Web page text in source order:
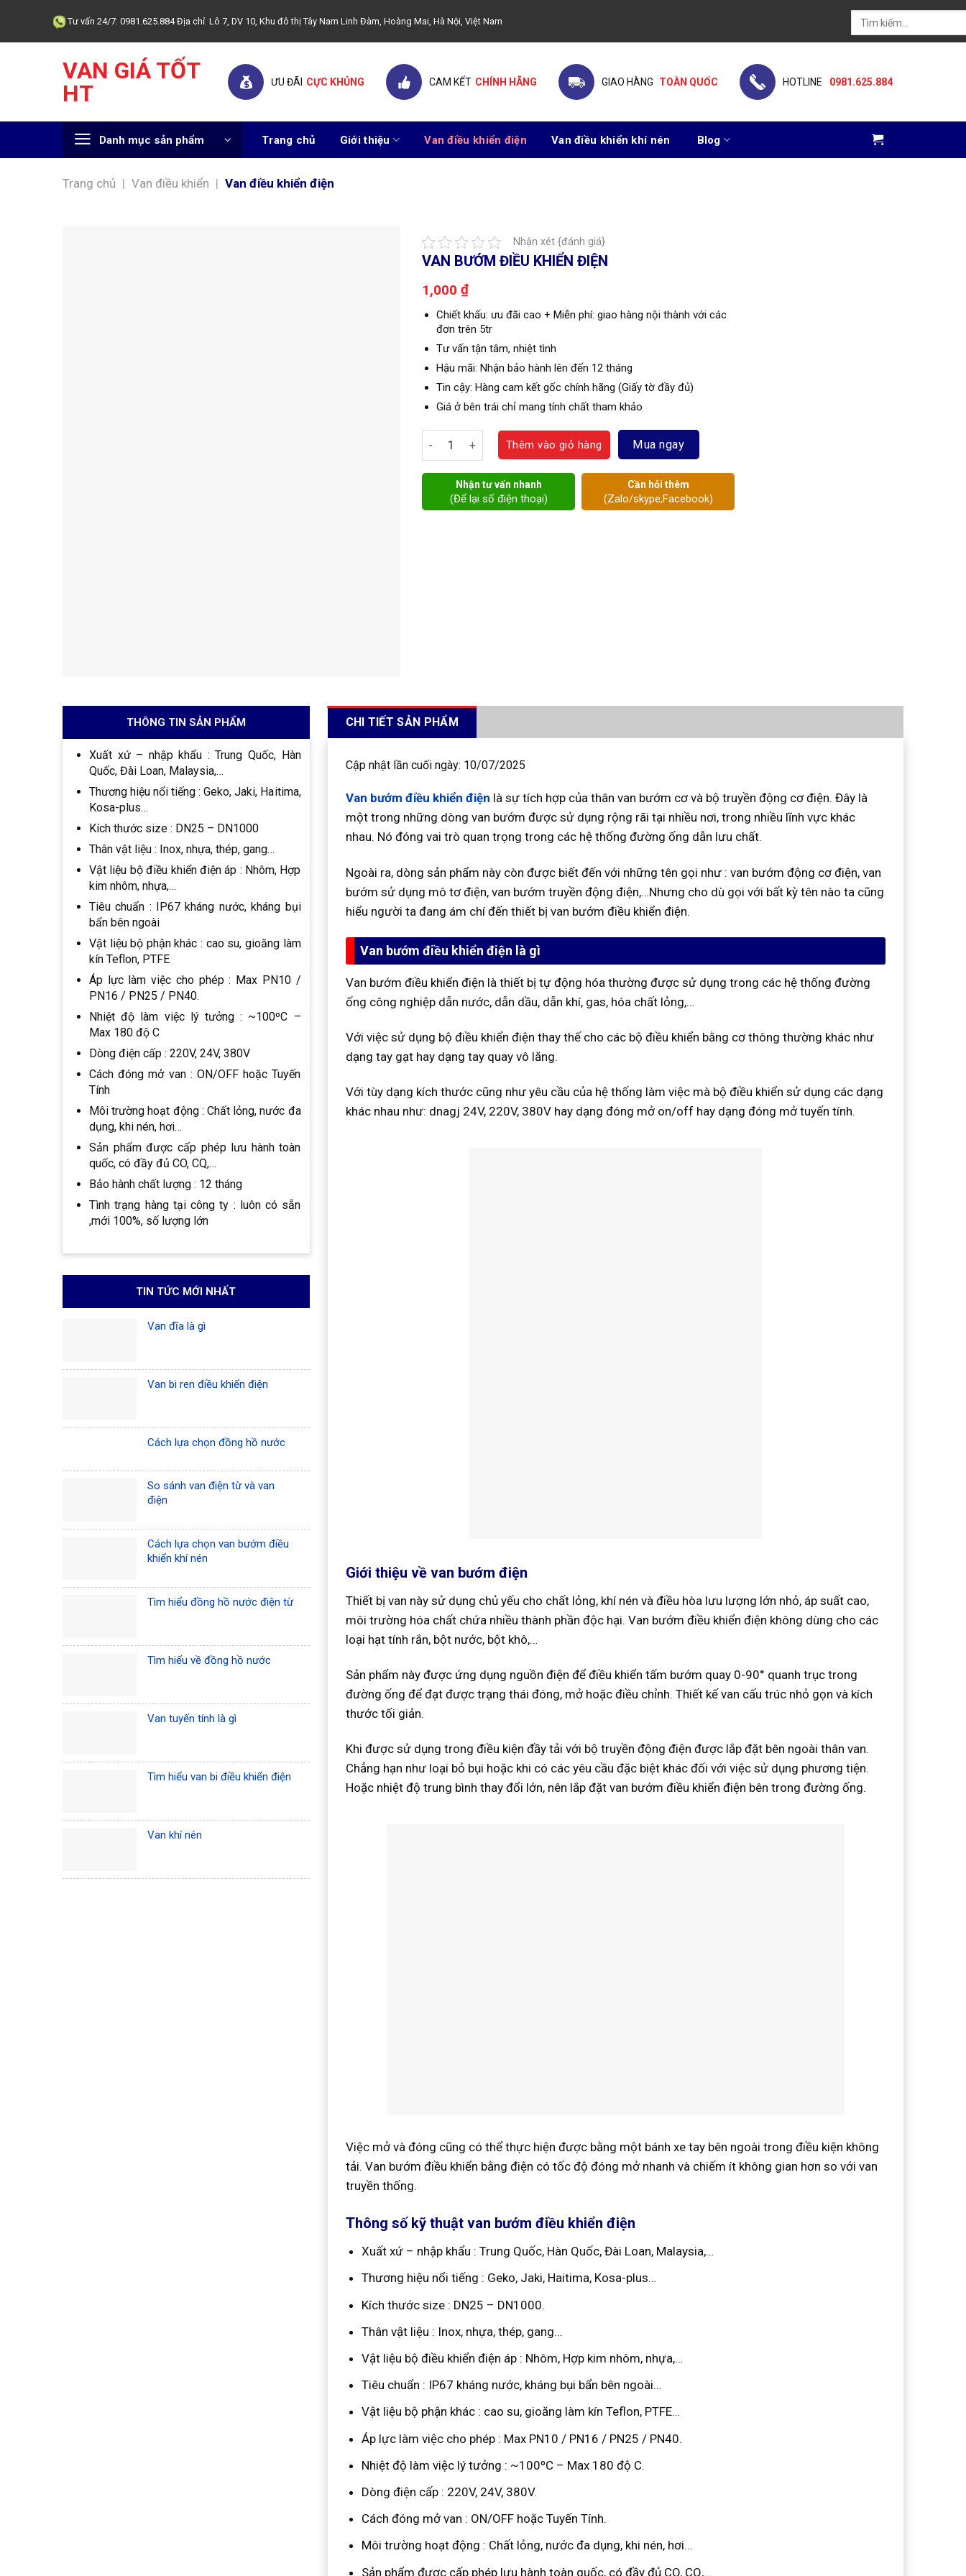
content
Tư vấn 24/7: 0981.625.884 Địa chỉ: Lô 7, DV 10, Khu đô thị Tây Nam Linh Đàm, Hoàng Mai, Hà Nội, Việt Nam
Tìm
kiếm:
VAN GIÁ TỐT
HT
ƯU ĐÃI CỰC KHỦNG CAM KẾT CHÍNH HÃNG GIAO HÀNG TOÀN QUỐC HOTLINE 0981.625.884
Danh mục sản phẩm Trang chủ Giới thiệu Van điều khiển điện Van điều khiển khí nén Blog
Trang chủ | Van điều khiển | Van điều khiển điện
Nhận xét {đánh giá}
VAN BƯỚM ĐIỀU KHIỂN ĐIỆN
1,000 ₫
Chiết khấu: ưu đãi cao + Miễn phí: giao hàng nội thành với các
đơn trên 5tr
Tư vấn tận tâm, nhiệt tình
Hậu mãi: Nhận bảo hành lên đến 12 tháng
Tin cậy: Hàng cam kết gốc chính hãng (Giấy tờ đầy đủ)
Giá ở bên trái chỉ mang tính chất tham khảo
Van bướm điều khiển điện số lượng
Thêm vào giỏ hàng Mua ngay
Nhận tư vấn nhanh
(Để lại số điện thoại)
Cần hỏi thêm
(Zalo/skype,Facebook)
THÔNG TIN SẢN PHẨM
Xuất xứ – nhập khẩu : Trung Quốc, Hàn
Quốc, Đài Loan, Malaysia,…
Thương hiệu nổi tiếng : Geko, Jaki, Haitima,
Kosa-plus…
Kích thước size : DN25 – DN1000
Thân vật liệu : Inox, nhựa, thép, gang…
Vật liệu bộ điều khiển điện áp : Nhôm, Hợp
kim nhôm, nhựa,…
Tiêu chuẩn : IP67 kháng nước, kháng bụi
bẩn bên ngoài
Vật liệu bộ phận khác : cao su, gioăng làm
kín Teflon, PTFE
Áp lực làm việc cho phép : Max PN10 /
PN16 / PN25 / PN40.
Nhiệt độ làm việc lý tưởng : ~100ºC –
Max 180 độ C
Dòng điện cấp : 220V, 24V, 380V
Cách đóng mở van : ON/OFF hoặc Tuyến
Tính
Môi trường hoạt động : Chất lỏng, nước đa
dụng, khi nén, hơi…
Sản phẩm được cấp phép lưu hành toàn
quốc, có đầy đủ CO, CQ,…
Bảo hành chất lượng : 12 tháng
Tình trạng hàng tại công ty : luôn có sẵn
,mới 100%, số lượng lớn
TIN TỨC MỚI NHẤT
Van đĩa là gì
Van bi ren điều khiển điện
Cách lựa chọn đồng hồ nước
So sánh van điện từ và van
điện
Cách lựa chọn van bướm điều
khiển khí nén
Tìm hiểu đồng hồ nước điện từ
Tìm hiểu về đồng hồ nước
Van tuyến tính là gì
Tìm hiểu van bi điều khiển điện
Van khí nén
CHI TIẾT SẢN PHẨM
Cập nhật lần cuối ngày: 10/07/2025
Van bướm điều khiển điện là sự tích hợp của thân van bướm cơ và bộ truyền động cơ điện. Đây là
một trong những dòng van bướm được sử dụng rộng rãi tại nhiều nơi, trong nhiều lĩnh vực khác
nhau. Nó đóng vai trò quan trọng trong các hệ thống đường ống dẫn lưu chất.
Ngoài ra, dòng sản phẩm này còn được biết đến với những tên gọi như : van bướm động cơ điện, van
bướm sử dụng mô tơ điện, van bướm truyền động điện,…Nhưng cho dù gọi với bất kỳ tên nào ta cũng
hiểu người ta đang ám chí đến thiết bị van bướm điều khiển điện.
Van bướm điều khiển điện là gì
Van bướm điều khiển điện là thiết bị tự động hóa thường được sử dụng trong các hệ thống đường
ống công nghiệp dẫn nước, dẫn dầu, dẫn khí, gas, hóa chất lỏng,…
Với việc sử dụng bộ điều khiển điện thay thế cho các bộ điều khiển bằng cơ thông thường khác như
dạng tay gạt hay dạng tay quay vô lăng.
Với tùy dạng kích thước cũng như yêu cầu của hệ thống làm việc mà bộ điều khiển sử dụng các dạng
khác nhau như: dnagj 24V, 220V, 380V hay dạng đóng mở on/off hay dạng đóng mở tuyến tính.
Giới thiệu về van bướm điện
Thiết bị van này sử dụng chủ yếu cho chất lỏng, khí nén và điều hòa lưu lượng lớn nhỏ, áp suất cao,
môi trường hóa chất chứa nhiều thành phần độc hại. Van bướm điều khiển điện không dùng cho các
loại hạt tính rắn, bột nước, bột khô,…
Sản phẩm này được ứng dụng nguồn điện để điều khiển tấm bướm quay 0-90° quanh trục trong
đường ống để đạt được trạng thái đóng, mở hoặc điều chỉnh. Thiết kế van cấu trúc nhỏ gọn và kích
thước tối giản.
Khi được sử dụng trong điều kiện đầy tải với bộ truyền động điện được lắp đặt bên ngoài thân van.
Chẳng hạn như loại bỏ bụi hoặc khi có các yêu cầu đặc biệt khác đối với việc sử dụng phương tiện.
Hoặc nhiệt độ trung bình thay đổi lớn, nên lắp đặt van bướm điều khiển điện bên trong đường ống.
Việc mở và đóng cũng có thể thực hiện được bằng một bánh xe tay bên ngoài trong điều kiện không
tải. Van bướm điều khiển bằng điện có tốc độ đóng mở nhanh và chiếm ít không gian hơn so với van
truyền thống.
Thông số kỹ thuật van bướm điều khiển điện
Xuất xứ – nhập khẩu : Trung Quốc, Hàn Quốc, Đài Loan, Malaysia,…
Thương hiệu nổi tiếng : Geko, Jaki, Haitima, Kosa-plus…
Kích thước size : DN25 – DN1000.
Thân vật liệu : Inox, nhựa, thép, gang…
Vật liệu bộ điều khiển điện áp : Nhôm, Hợp kim nhôm, nhựa,…
Tiêu chuẩn : IP67 kháng nước, kháng bụi bẩn bên ngoài…
Vật liệu bộ phận khác : cao su, gioăng làm kín Teflon, PTFE…
Áp lực làm việc cho phép : Max PN10 / PN16 / PN25 / PN40.
Nhiệt độ làm việc lý tưởng : ~100ºC – Max 180 độ C.
Dòng điện cấp : 220V, 24V, 380V.
Cách đóng mở van : ON/OFF hoặc Tuyến Tính.
Môi trường hoạt động : Chất lỏng, nước đa dụng, khi nén, hơi…
Sản phẩm được cấp phép lưu hành toàn quốc, có đầy đủ CO, CQ,…